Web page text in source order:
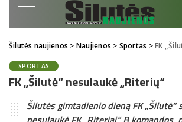
Šilutės naujienos > Naujienos > Sportas >FK
SPORTAS
FK „Šilutė“ nesulaukė „Riterių“
Šilutės gimtadienio dieną FK „Šilutė“